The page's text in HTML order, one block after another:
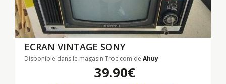
ECRAN VINTAGE SONY
Disponible dans le magasin Troc.com de Ahuy
39.90€